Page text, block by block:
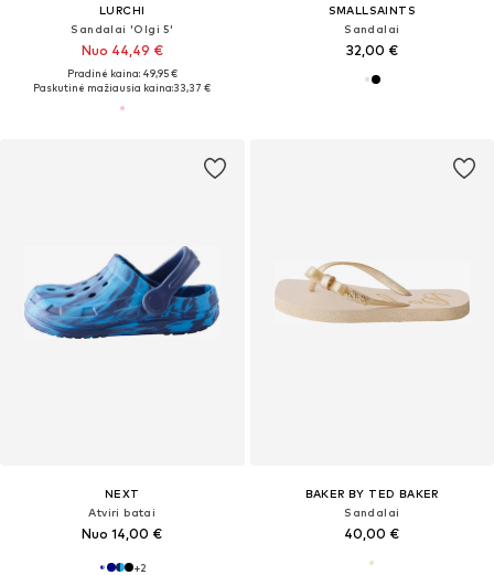
LURCHI
Sandalai 'Olgi 5'
Nuo 44,49 €
Pradinė kaina: 49,95 €
Paskutinė mažiausia kaina:33,37 €
SMALLSAINTS
Sandalai
32,00 €
NEXT
Atviri batai
Nuo 14,00 €
+2
BAKER BY TED BAKER
Sandalai
40,00 €